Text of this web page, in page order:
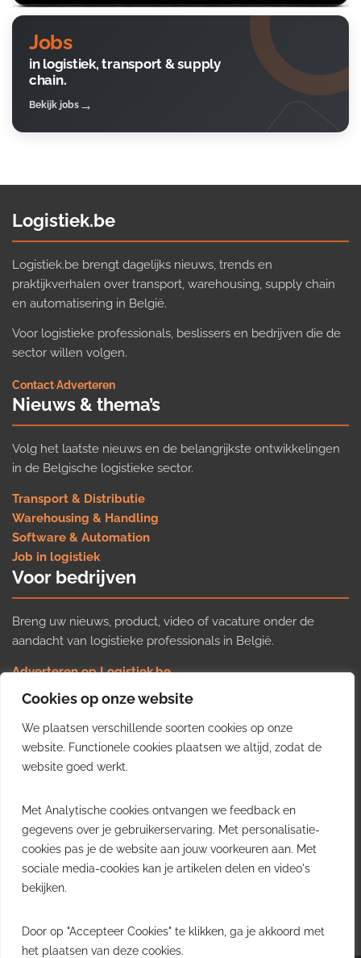
Cookies op onze website
We plaatsen verschillende soorten cookies op onze
website. Functionele cookies plaatsen we altijd, zodat de
website goed werkt.
Met Analytische cookies ontvangen we feedback en
gegevens over je gebruikerservaring. Met personalisatie-
cookies pas je de website aan jouw voorkeuren aan. Met
sociale media-cookies kan je artikelen delen en video's
bekijken.
Door op "Accepteer Cookies" te klikken, ga je akkoord met
het plaatsen van deze cookies.
Jobs
in logistiek, transport & supply
chain.
Bekijk jobs
Logistiek.be
Logistiek.be brengt dagelijks nieuws, trends en
praktijkverhalen over transport, warehousing, supply chain
en automatisering in België.
Voor logistieke professionals, beslissers en bedrijven die de
sector willen volgen.
Contact·Adverteren
Nieuws & thema’s
Volg het laatste nieuws en de belangrijkste ontwikkelingen
in de Belgische logistieke sector.
Transport & Distributie
Warehousing & Handling
Software & Automation
Job in logistiek
Voor bedrijven
Breng uw nieuws, product, video of vacature onder de
aandacht van logistieke professionals in België.
Adverteren op Logistiek.be
Nieuws insturen
Uw video op Logistiek.TV
Job plaatsen
Gratis wekelijkse update
inzichten uit de Belgische logistieke sector in uw inbox.
Ontvang je gratis
wekelijkse update